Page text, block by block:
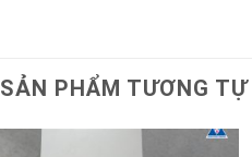
SẢN PHẨM TƯƠNG TỰ